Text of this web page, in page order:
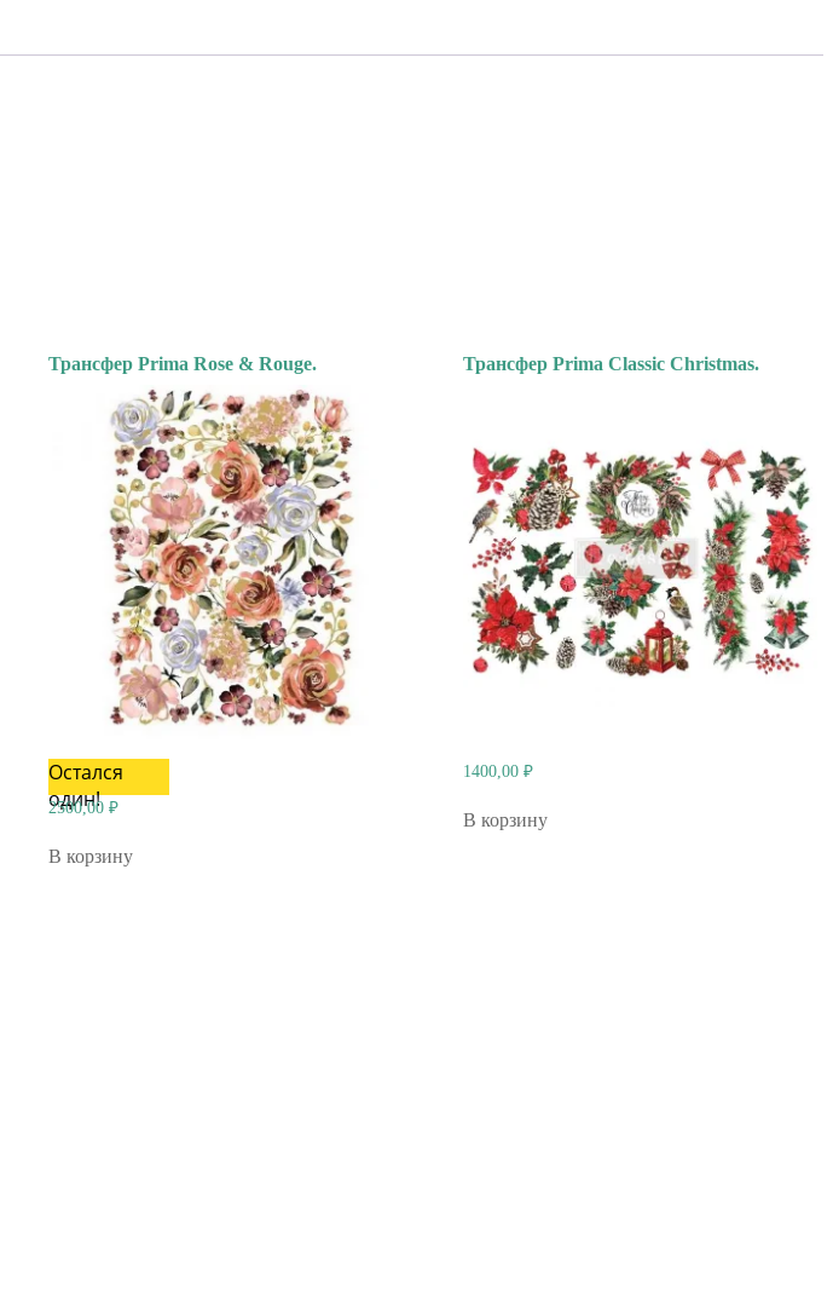
Трансфер Prima Rose & Rouge.
Остался
один!
2500,00 ₽
В корзину
Трансфер Prima Classic Christmas.
1400,00 ₽
В корзину